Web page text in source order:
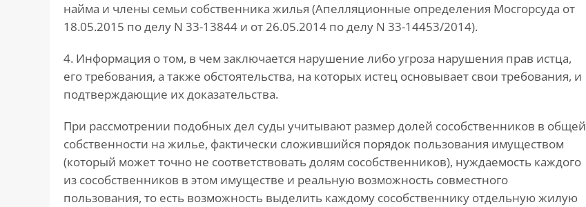
найма и члены семьи собственника жилья (Апелляционные определения Мосгорсуда от
18.05.2015 по делу N 33-13844 и от 26.05.2014 по делу N 33-14453/2014).
4. Информация о том, в чем заключается нарушение либо угроза нарушения прав истца,
его требования, а также обстоятельства, на которых истец основывает свои требования, и
подтверждающие их доказательства.
При рассмотрении подобных дел суды учитывают размер долей сособственников в общей
собственности на жилье, фактически сложившийся порядок пользования имуществом
(который может точно не соответствовать долям сособственников), нуждаемость каждого
из сособственников в этом имуществе и реальную возможность совместного
пользования, то есть возможность выделить каждому сособственнику отдельную жилую